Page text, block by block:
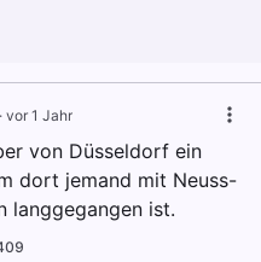
· vor 1 Jahr
von Düsseldorf ein
dort jemand mit Neuss-
langgegangen ist.